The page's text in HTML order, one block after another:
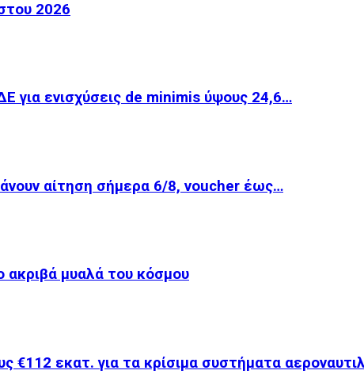
2026
για ενισχύσεις de minimis ύψους 24,6…
αίτηση σήμερα 6/8, voucher έως…
ακριβά μυαλά του κόσμου
€112 εκατ. για τα κρίσιμα συστήματα